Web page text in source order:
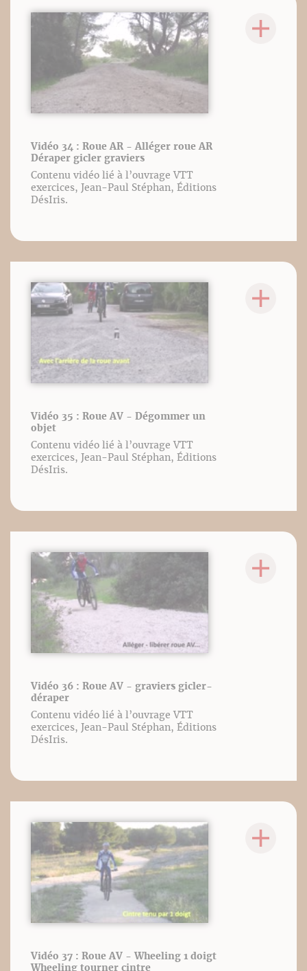
Vidéo 34 : Roue AR - Alléger roue AR
Déraper gicler graviers
Contenu vidéo lié à l’ouvrage VTT
exercices, Jean-Paul Stéphan, Éditions
DésIris.
Vidéo 35 : Roue AV - Dégommer un
objet
Contenu vidéo lié à l’ouvrage VTT
exercices, Jean-Paul Stéphan, Éditions
DésIris.
Vidéo 36 : Roue AV - graviers gicler-
déraper
Contenu vidéo lié à l’ouvrage VTT
exercices, Jean-Paul Stéphan, Éditions
DésIris.
Vidéo 37 : Roue AV - Wheeling 1 doigt
Wheeling tourner cintre